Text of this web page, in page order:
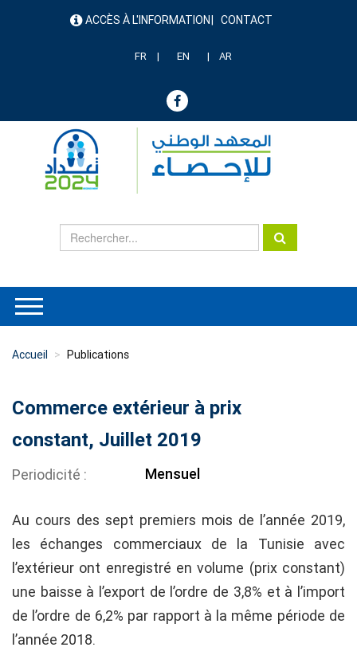
menu ACCÈS À L'INFORMATION CONTACT
FR EN AR
Accueil Publications
Commerce extérieur à prix
constant, Juillet 2019
Periodicité Mensuel
Au cours des sept premiers mois de l’année 2019,
les échanges commerciaux de la Tunisie avec
l’extérieur ont enregistré en volume (prix constant)
une baisse à l’export de l’ordre de 3,8% et à l’import
de l’ordre de 6,2% par rapport à la même période de
l’année 2018.